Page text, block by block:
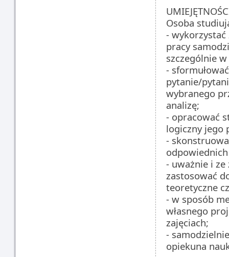
Osoba
-
pracy
szczególnie
-
pytanie/
wybranego
analizę;
- opracować
logiczny jego
-
- uważnie i
zastosować
teoretyczne
- w sposób
własnego
zajęciach;
-
opiekuna